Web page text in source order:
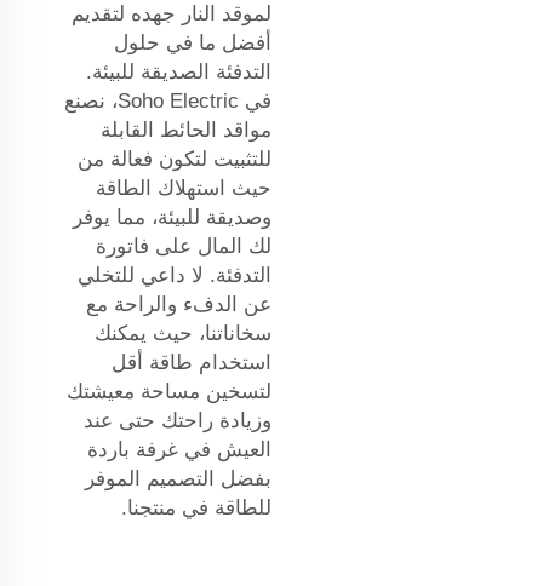
لموقد النار جهده لتقديم
أفضل ما في حلول
التدفئة الصديقة للبيئة.
في Soho Electric، نصنع
مواقد الحائط القابلة
للتثبيت لتكون فعالة من
حيث استهلاك الطاقة
وصديقة للبيئة، مما يوفر
لك المال على فاتورة
التدفئة. لا داعي للتخلي
عن الدفء والراحة مع
سخاناتنا، حيث يمكنك
استخدام طاقة أقل
لتسخين مساحة معيشتك
وزيادة راحتك حتى عند
العيش في غرفة باردة
بفضل التصميم الموفر
للطاقة في منتجنا.